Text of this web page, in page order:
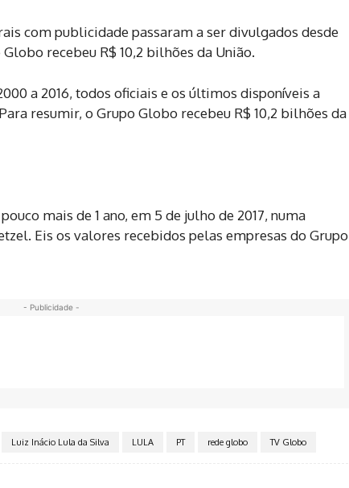
com publicidade passaram a ser divulgados desde
recebeu R$ 10,2 bilhões da União.
a 2016, todos oficiais e os últimos disponíveis a
resumir, o Grupo Globo recebeu R$ 10,2 bilhões da
mais de 1 ano, em 5 de julho de 2017, numa
Eis os valores recebidos pelas empresas do Grupo
- Publicidade -
Luiz Inácio Lula da Silva LULA PT rede globo TV Globo